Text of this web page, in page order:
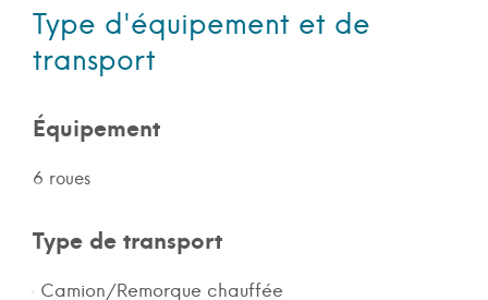
Type d'équipement et de
transport
Équipement
6 roues
Type de transport
Camion/Remorque chauffée